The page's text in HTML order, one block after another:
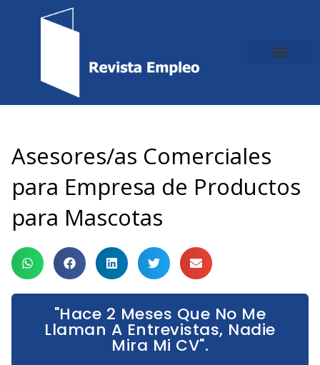
Asesores/as Comerciales
para Empresa de Productos
para Mascotas
"Hace 2 Meses Que No Me
Llaman A Entrevistas, Nadie
Mira Mi CV".